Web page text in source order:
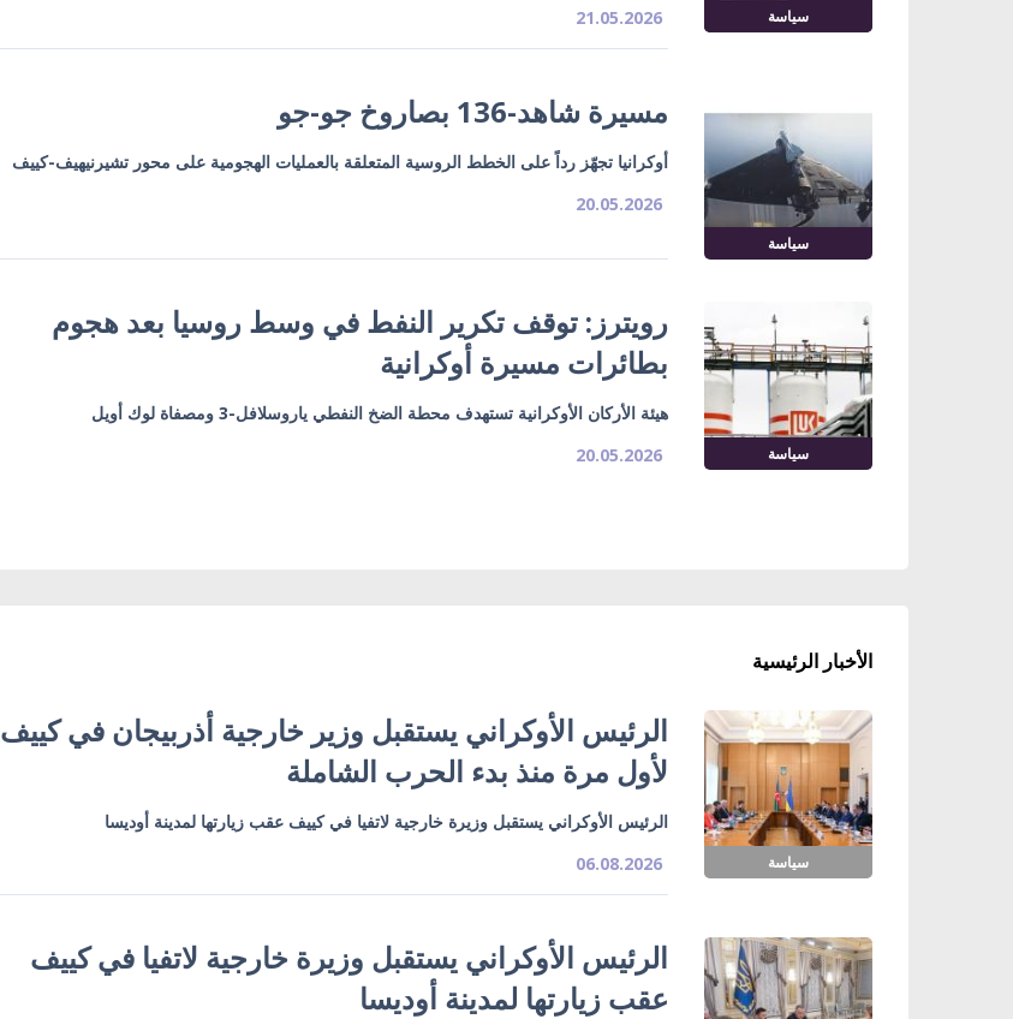
سياسة
21.05.2026
سياسة
مسيرة شاهد-136 بصاروخ جو-جو
أوكرانيا تجهّز رداً على الخطط الروسية المتعلقة بالعمليات الهجومية على محور تشيرنيهيف-كييف
20.05.2026
سياسة
رويترز: توقف تكرير النفط في وسط روسيا بعد هجوم
بطائرات مسيرة أوكرانية
هيئة الأركان الأوكرانية تستهدف محطة الضخ النفطي ياروسلافل-3 ومصفاة لوك أويل
20.05.2026
الأخبار الرئيسية
سياسة
الرئيس الأوكراني يستقبل وزير خارجية أذربيجان في كييف
لأول مرة منذ بدء الحرب الشاملة
الرئيس الأوكراني يستقبل وزيرة خارجية لاتفيا في كييف عقب زيارتها لمدينة أوديسا
06.08.2026
الرئيس الأوكراني يستقبل وزيرة خارجية لاتفيا في كييف
عقب زيارتها لمدينة أوديسا